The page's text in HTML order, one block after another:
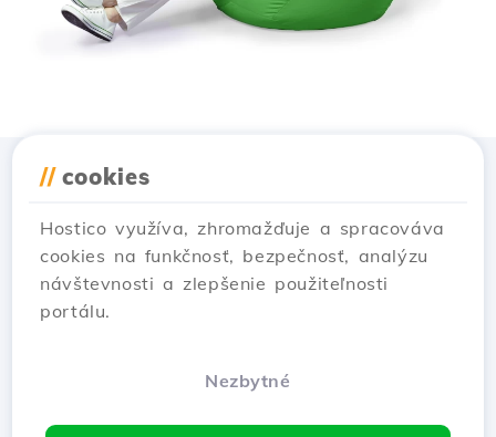
// cookies
Hostico využíva, zhromažďuje a spracováva
cookies na funkčnosť, bezpečnosť, analýzu
návštevnosti a zlepšenie použiteľnosti
portálu.
Nezbytné
Stiahnuť aplikáciu